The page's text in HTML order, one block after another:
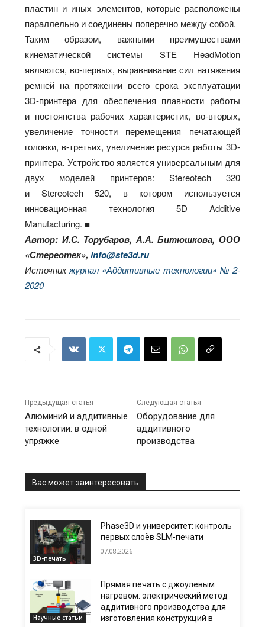
пластин и иных элементов, которые расположены
параллельно и соединены поперечно между собой.
Таким образом, важными преимуществами
кинематической системы STE HeadMotion
являются, во‑первых, выравнивание сил натяжения
ремней на протяжении всего срока эксплуатации
3D-принтера для обеспечения плавности работы
и постоянства рабочих характеристик, во‑вторых,
увеличение точности перемещения печатающей
головки, в‑третьих, увеличение ресурса работы 3D-
принтера. Устройство является универсальным для
двух моделей принтеров: Stereotech 320
и Stereotech 520, в котором используется
инновационная технология 5D Additive
Manufacturing. ■
Автор: И.С. Торубаров, А.А. Битюшкова, ООО
«Стереотек», info@ste3d.ru
Источникжурнал «Аддитивные технологии» № 2-
2020
Предыдущая статья
Алюминий и аддитивные
технологии: в одной
упряжке
Следующая статья
Оборудование для
аддитивного
производства
Вас может заинтересовать
3D-печать
Phase3D и университет: контроль
первых слоёв SLM-печати
07.08.2026
Научные статьи
Прямая печать с джоулевым
нагревом: электрический метод
аддитивного производства для
изготовления конструкций в